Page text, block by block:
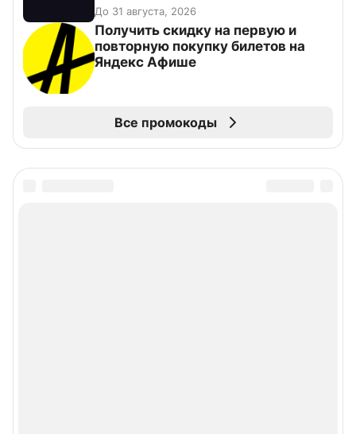
До 31 августа, 2026
Получить скидку на первую и
повторную покупку билетов на
Яндекс Афише
Все промокоды